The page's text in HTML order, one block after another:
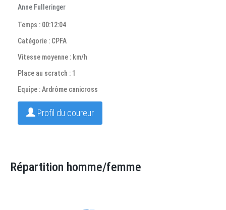
Anne Fulleringer
Temps : 00:12:04
Catégorie : CPFA
Vitesse moyenne : km/h
Place au scratch : 1
Equipe : Ardrôme canicross
Profil du coureur
Répartition homme/femme